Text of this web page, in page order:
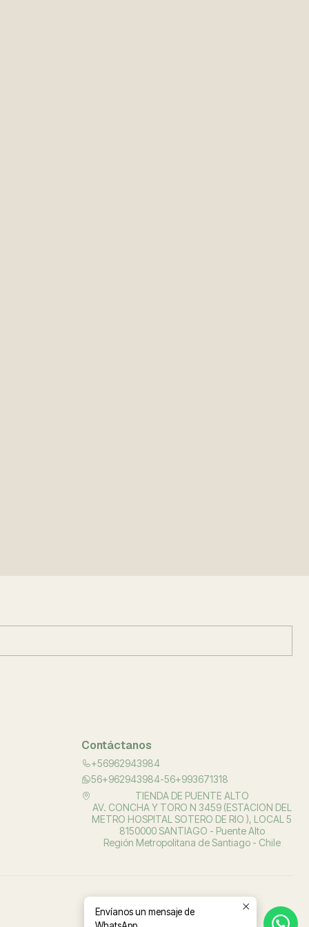
Contáctanos
+56962943984
56+962943984-56+993671318
TIENDA DE PUENTE ALTO
AV. CONCHA Y TORO N 3459 (ESTACION DEL
METRO HOSPITAL SOTERO DE RIO ), LOCAL 5
8150000 SANTIAGO - Puente Alto
Región Metropolitana de Santiago - Chile
Envíanos un mensaje de